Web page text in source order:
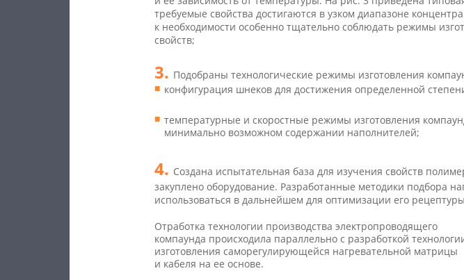
требуемые свойства достигаются в узком диапазоне
к необходимости особенно тщательно соблюдать режимы
свойств;
Подобраны технологические режимы изготовления
конфигурация шнеков для достижения определенной
температурные и скоростные режимы изготовления
минимально возможном содержании наполнителей;
Создана испытательная база для изучения свойств
закуплено оборудование. Разработанные методики подбора
использоваться в дальнейшем для оптимизации его
Отработка технологии производства электропроводящего
компаунда происходила параллельно с разработкой
изготовления саморегулирующейся нагревательной матрицы
и кабеля на ее основе.